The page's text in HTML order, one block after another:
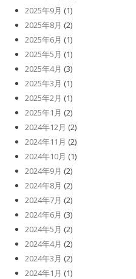
2025年9月 (1)
2025年8月 (2)
2025年6月 (1)
2025年5月 (1)
2025年4月 (3)
2025年3月 (1)
2025年2月 (1)
2025年1月 (2)
2024年12月 (2)
2024年11月 (2)
2024年10月 (1)
2024年9月 (2)
2024年8月 (2)
2024年7月 (2)
2024年6月 (3)
2024年5月 (2)
2024年4月 (2)
2024年3月 (2)
2024年1月 (1)